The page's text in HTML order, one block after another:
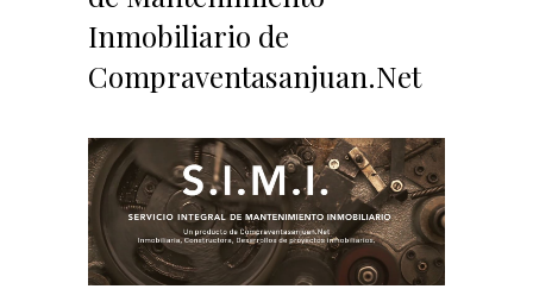
Inmobiliario de
Compraventasanjuan.Net